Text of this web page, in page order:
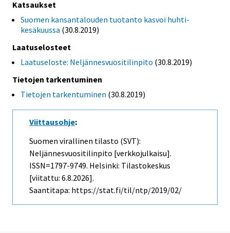
Katsaukset
Suomen kansantalouden tuotanto kasvoi huhti-
kesäkuussa (30.8.2019)
Laatuselosteet
Laatuseloste: Neljännesvuositilinpito (30.8.2019)
Tietojen tarkentuminen
Tietojen tarkentuminen (30.8.2019)
Viittausohje:
Suomen virallinen tilasto (SVT):
Neljännesvuositilinpito [verkkojulkaisu].
ISSN=1797-9749. Helsinki: Tilastokeskus
[viitattu: 6.8.2026].
Saantitapa: https://stat.fi/til/ntp/2019/02/